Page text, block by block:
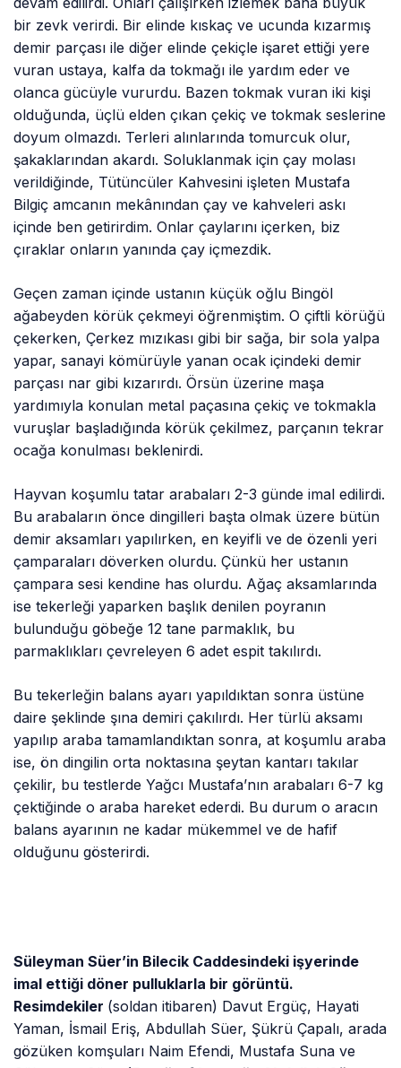
bir zevk verirdi. Bir elinde kıskaç ve ucunda kızarmış
demir parçası ile diğer elinde çekiçle işaret ettiği yere
vuran ustaya, kalfa da tokmağı ile yardım eder ve
olanca gücüyle vururdu. Bazen tokmak vuran iki kişi
olduğunda, üçlü elden çıkan çekiç ve tokmak seslerine
doyum olmazdı. Terleri alınlarında tomurcuk olur,
şakaklarından akardı. Soluklanmak için çay molası
verildiğinde, Tütüncüler Kahvesini işleten Mustafa
Bilgiç amcanın mekânından çay ve kahveleri askı
içinde ben getirirdim. Onlar çaylarını içerken, biz
çıraklar onların yanında çay içmezdik.
Geçen zaman içinde ustanın küçük oğlu Bingöl
ağabeyden körük çekmeyi öğrenmiştim. O çiftli körüğü
çekerken, Çerkez mızıkası gibi bir sağa, bir sola yalpa
yapar, sanayi kömürüyle yanan ocak içindeki demir
parçası nar gibi kızarırdı. Örsün üzerine maşa
yardımıyla konulan metal paçasına çekiç ve tokmakla
vuruşlar başladığında körük çekilmez, parçanın tekrar
ocağa konulması beklenirdi.
Hayvan koşumlu tatar arabaları 2-3 günde imal edilirdi.
Bu arabaların önce dingilleri başta olmak üzere bütün
demir aksamları yapılırken, en keyifli ve de özenli yeri
çamparaları döverken olurdu. Çünkü her ustanın
çampara sesi kendine has olurdu. Ağaç aksamlarında
ise tekerleği yaparken başlık denilen poyranın
bulunduğu göbeğe 12 tane parmaklık, bu
parmaklıkları çevreleyen 6 adet espit takılırdı.
Bu tekerleğin balans ayarı yapıldıktan sonra üstüne
daire şeklinde şına demiri çakılırdı. Her türlü aksamı
yapılıp araba tamamlandıktan sonra, at koşumlu araba
ise, ön dingilin orta noktasına şeytan kantarı takılar
çekilir, bu testlerde Yağcı Mustafa’nın arabaları 6-7 kg
çektiğinde o araba hareket ederdi. Bu durum o aracın
balans ayarının ne kadar mükemmel ve de hafif
olduğunu gösterirdi.
Süleyman Süer’in Bilecik Caddesindeki işyerinde
imal ettiği döner pulluklarla bir görüntü.
Resimdekiler (soldan itibaren) Davut Ergüç, Hayati
Yaman, İsmail Eriş, Abdullah Süer, Şükrü Çapalı, arada
gözüken komşuları Naim Efendi, Mustafa Suna ve